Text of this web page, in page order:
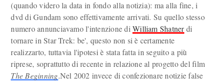
(quando videro la data in fondo alla notizia): ma alla fine, i
dvd di Gundam sono effettivamente arrivati. Su quello stesso
numero annunciavamo l'intenzione diWilliam Shatnerdi
tornare in Star Trek: be', questo non si è certamente
realizzarto, tuttavia l'ipotesi è stata fatta in seguito a più
riprese, soprattutto di recente in relazione al progetto del film
The Beginning.Nel 2002 invece di confezionare notizie false